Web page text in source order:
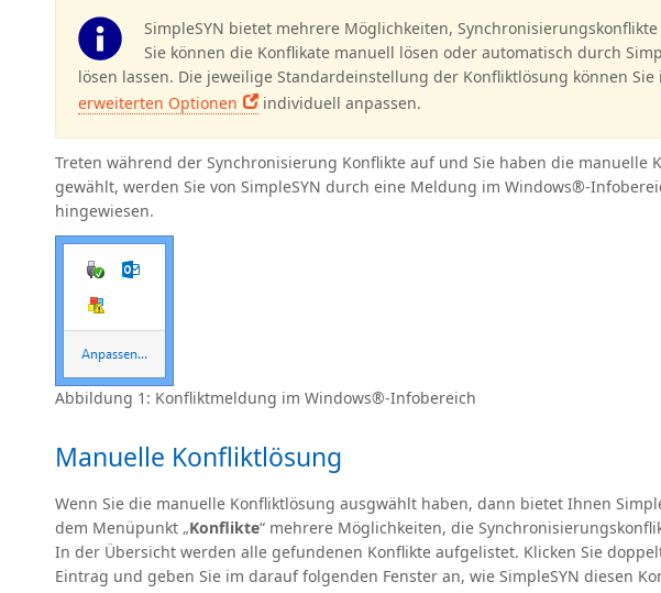
SimpleSYN bietet mehrere Möglichkeiten, Synchronisierungskonflikte
Sie können die Konflikate manuell lösen oder automatisch durch
lösen lassen. Die jeweilige Standardeinstellung der Konfliktlösung können Sie
erweiterten Optionen
individuell anpassen.
Treten während der Synchronisierung Konflikte auf und Sie haben die manuelle
gewählt, werden Sie von SimpleSYN durch eine Meldung im Windows®-
hingewiesen.
Abbildung 1: Konfliktmeldung im Windows®-Infobereich
Manuelle Konfliktlösung
Wenn Sie die manuelle Konfliktlösung ausgwählt haben, dann bietet Ihnen
dem Menüpunkt „Konflikte“ mehrere Möglichkeiten, die
In der Übersicht werden alle gefundenen Konflikte aufgelistet. Klicken Sie
Eintrag und geben Sie im darauf folgenden Fenster an, wie SimpleSYN diesen